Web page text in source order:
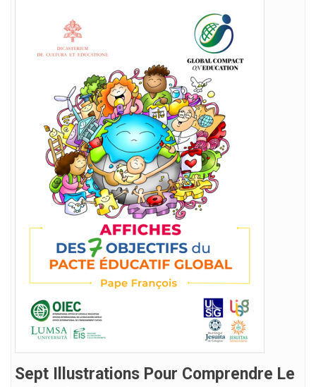
Sept Illustrations Pour Comprendre Le